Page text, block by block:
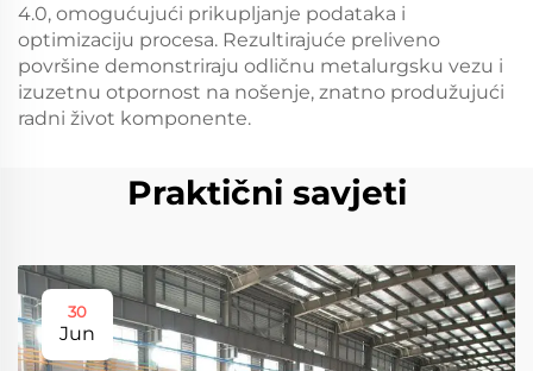
4.0, omogućujući prikupljanje podataka i
optimizaciju procesa. Rezultirajuće preliveno
površine demonstriraju odličnu metalurgsku vezu i
izuzetnu otpornost na nošenje, znatno produžujući
radni život komponente.
Praktični savjeti
30
Jun